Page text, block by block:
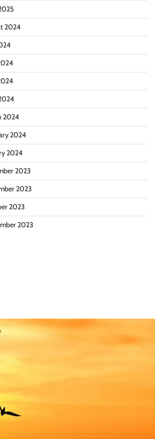
2024
2024
2024
2024
2023
2023
2023
2023